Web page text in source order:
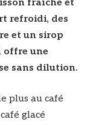
fraîche et
refroidi, des
et un sirop
offre une
sans dilution.
plus au café
glacé